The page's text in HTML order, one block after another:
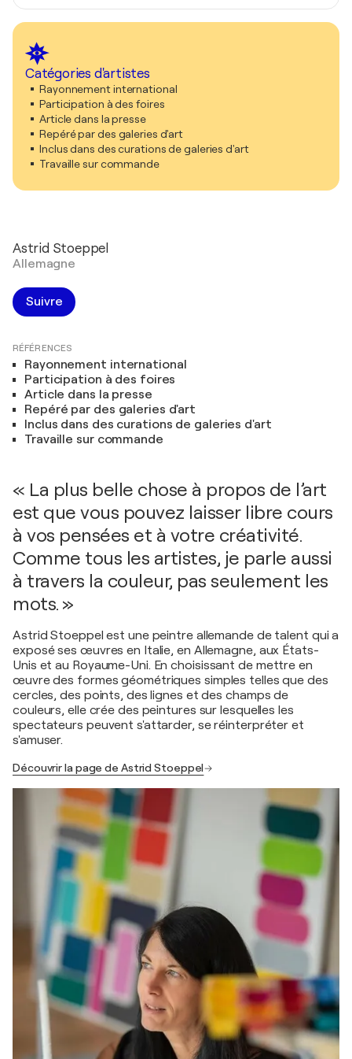
Catégories d'artistes
Rayonnement international
Participation à des foires
Article dans la presse
Repéré par des galeries d'art
Inclus dans des curations de galeries d'art
Travaille sur commande
Astrid Stoeppel
Allemagne
Suivre
RÉFÉRENCES
Rayonnement international
Participation à des foires
Article dans la presse
Repéré par des galeries d'art
Inclus dans des curations de galeries d'art
Travaille sur commande
« La plus belle chose à propos de l’art
est que vous pouvez laisser libre cours
à vos pensées et à votre créativité.
Comme tous les artistes, je parle aussi
à travers la couleur, pas seulement les
mots. »
Astrid Stoeppel est une peintre allemande de talent qui a
exposé ses œuvres en Italie, en Allemagne, aux États-
Unis et au Royaume-Uni. En choisissant de mettre en
œuvre des formes géométriques simples telles que des
cercles, des points, des lignes et des champs de
couleurs, elle crée des peintures sur lesquelles les
spectateurs peuvent s'attarder, se réinterpréter et
s'amuser.
Découvrir la page de Astrid Stoeppel